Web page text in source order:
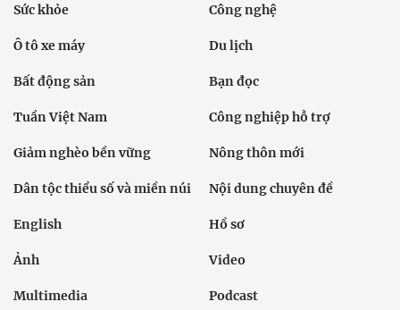
Sức khỏe Công nghệ
Ô tô xe máy Du lịch
Bất động sản Bạn đọc
Tuần Việt Nam Công nghiệp hỗ trợ
Giảm nghèo bền vững Nông thôn mới
Dân tộc thiểu số và miền núi Nội dung chuyên đề
English Hồ sơ
Ảnh Video
Multimedia Podcast